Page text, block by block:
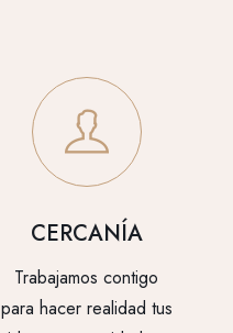
CERCANÍA
Trabajamos contigo
para hacer realidad tus